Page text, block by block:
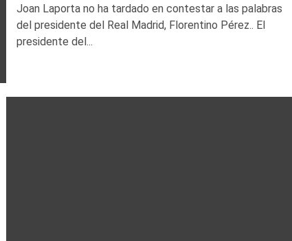
Joan Laporta no ha tardado en contestar a las palabras
del presidente del Real Madrid, Florentino Pérez.. El
presidente del...